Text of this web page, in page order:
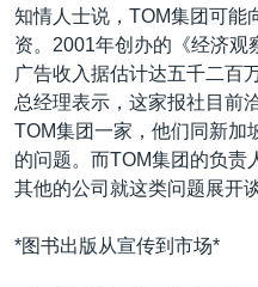
知情人士说，TOM集团可能
资。2001年创办的《经济观
广告收入据估计达五千二百
总经理表示，这家报社目前
TOM集团一家，他们同新加
的问题。而TOM集团的负责
其他的公司就这类问题展开谈
*图书出版从宣传到市场*